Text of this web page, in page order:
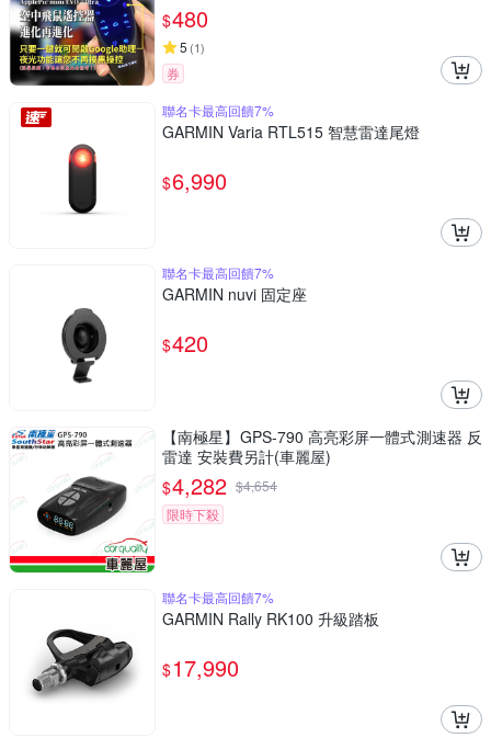
$480
5 (1)
券
聯名卡最高回饋7%
GARMIN Varia RTL515 智慧雷達尾燈
$6,990
聯名卡最高回饋7%
GARMIN nuvi 固定座
$420
【南極星】GPS-790 高亮彩屏一體式測速器 反
雷達 安裝費另計(車麗屋)
$4,282 $4,654
限時下殺
聯名卡最高回饋7%
GARMIN Rally RK100 升級踏板
$17,990